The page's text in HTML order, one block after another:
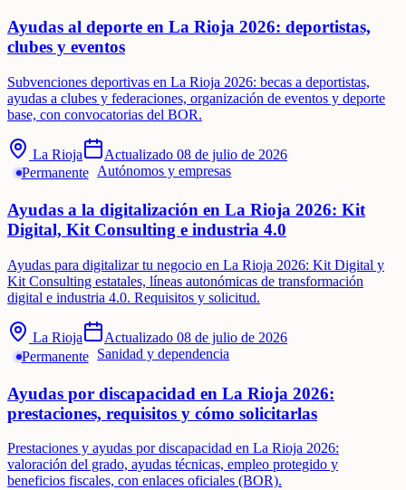
Ayudas al deporte en La Rioja 2026: deportistas,
clubes y eventos
Subvenciones deportivas en La Rioja 2026: becas a deportistas,
ayudas a clubes y federaciones, organización de eventos y deporte
base, con convocatorias del BOR.
La Rioja Actualizado 08 de julio de 2026
Permanente
Autónomos y empresas
Ayudas a la digitalización en La Rioja 2026: Kit
Digital, Kit Consulting e industria 4.0
Ayudas para digitalizar tu negocio en La Rioja 2026: Kit Digital y
Kit Consulting estatales, líneas autonómicas de transformación
digital e industria 4.0. Requisitos y solicitud.
La Rioja Actualizado 08 de julio de 2026
Permanente
Sanidad y dependencia
Ayudas por discapacidad en La Rioja 2026:
prestaciones, requisitos y cómo solicitarlas
Prestaciones y ayudas por discapacidad en La Rioja 2026:
valoración del grado, ayudas técnicas, empleo protegido y
beneficios fiscales, con enlaces oficiales (BOR).